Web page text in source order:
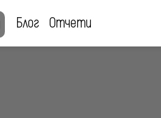
Блог Отчети